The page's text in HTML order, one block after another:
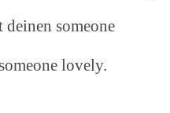
someone
lovely.